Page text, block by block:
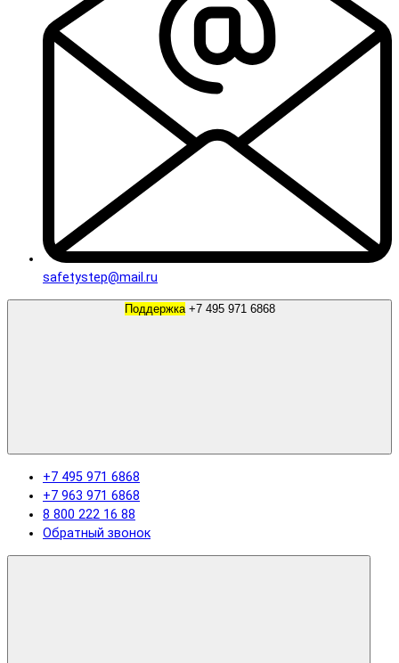
safetystep@mail.ru
Поддержка +7 495 971 6868
+7 495 971 6868
+7 963 971 6868
8 800 222 16 88
Обратный звонок